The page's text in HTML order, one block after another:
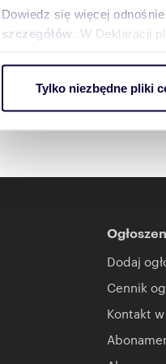
Dowiedz się więcej
szczegółów . W Deklaracji
ruch w naszej witrynie.
reklamowym i
uzyskanymi podczas
Tylko niezbędne pliki
na wynajem
województwo:śląskie
Dodaj
Cennik
Kontakt